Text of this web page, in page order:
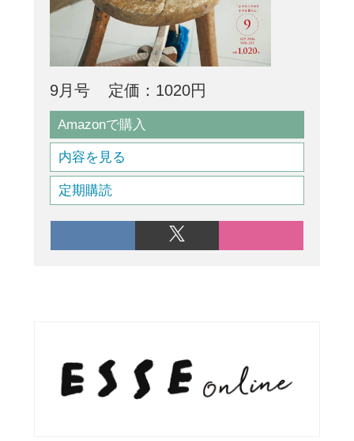
9月号 定価：1020円
Amazonで購入
内容を見る
定期購読